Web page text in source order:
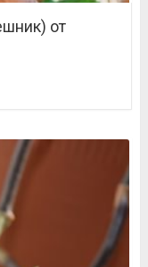
от